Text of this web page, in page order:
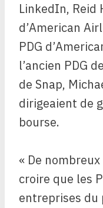
LinkedIn, Reid
d’American
PDG
l’ancien PDG
de Snap,
dirigeaient de
bourse.
« De
croire que les
entreprises du